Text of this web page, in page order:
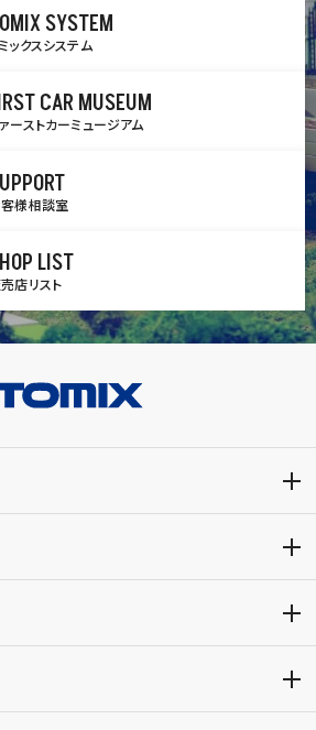
SYSTEM
ックスシステム
CAR MUSEUM
ーストカーミュージアム
様相談室
LIST
店リスト